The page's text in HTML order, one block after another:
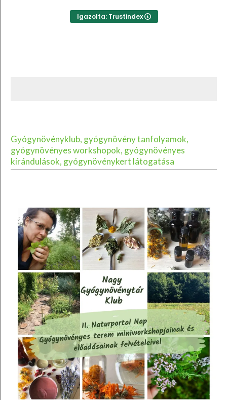
Igazolta: Trustindex
Gyógynövényklub, gyógynövény tanfolyamok,
gyógynövényes workshopok, gyógynövényes
kirándulások, gyógynövénykert látogatása